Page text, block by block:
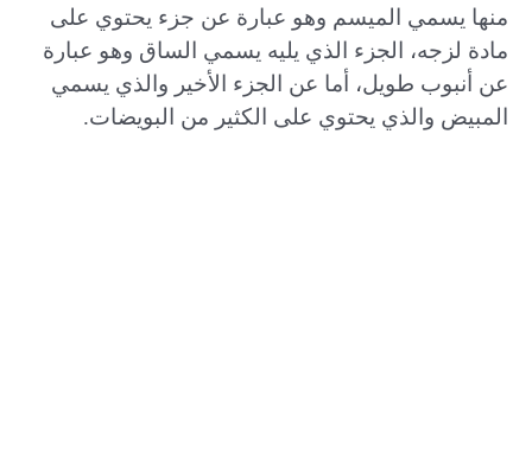
منها يسمي الميسم وهو عبارة عن جزء يحتوي على
مادة لزجه، الجزء الذي يليه يسمي الساق وهو عبارة
عن أنبوب طويل، أما عن الجزء الأخير والذي يسمي
المبيض والذي يحتوي على الكثير من البويضات.